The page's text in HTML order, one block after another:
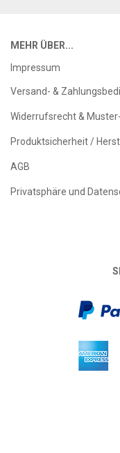
MEHR ÜBER...
Impressum
Versand- &
Widerrufsrecht &
Produktsicherheit /
AGB
Privatsphäre und